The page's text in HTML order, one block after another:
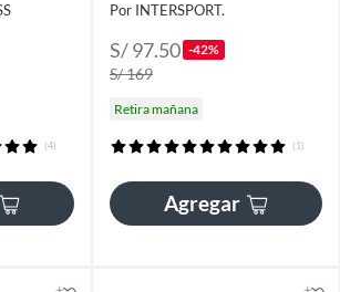
(4)
Por INTERSPORT.
S/ 97.50 -42%
S/ 169
Retira mañana
(1)
Agregar